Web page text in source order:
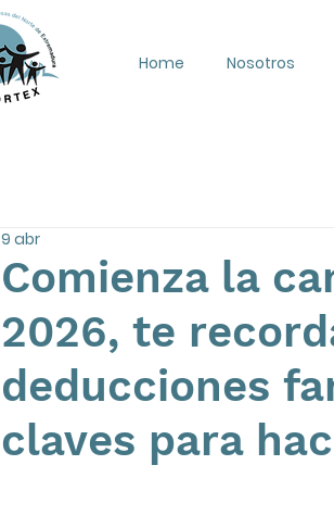
Home Nosotros
Comienza la
2026, te
deducciones
claves para
9 abr